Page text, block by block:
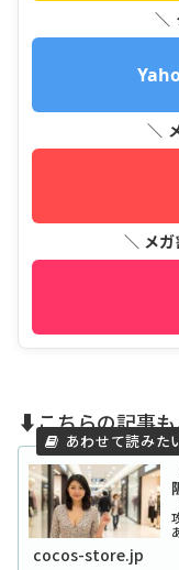
＼
＼
＼ メ
⬇️こちらの記事
cocos-store.jp